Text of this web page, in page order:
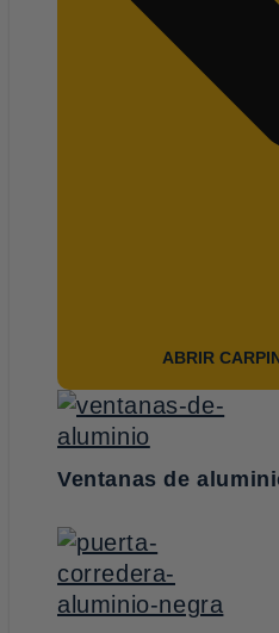
ABRIR
Ventanas de